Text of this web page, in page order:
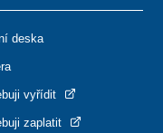
deska
vyřídit
zaplatit